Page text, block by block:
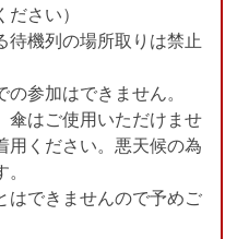
さい）
待機列の場所取りは禁止
の参加はできません。
傘はご使用いただけませ
用ください。悪天候の為
はできませんので予めご